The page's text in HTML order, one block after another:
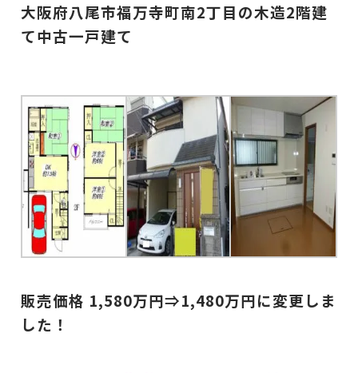
大阪府八尾市福万寺町南2丁目の木造2階建
て中古一戸建て
販売価格 1,580万円⇒1,480万円に変更しま
した！